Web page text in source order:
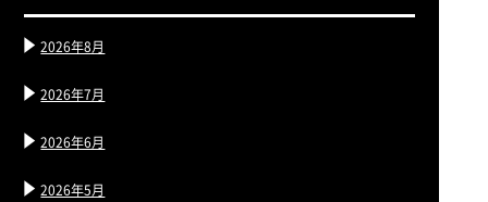
2026年8月
2026年7月
2026年6月
2026年5月